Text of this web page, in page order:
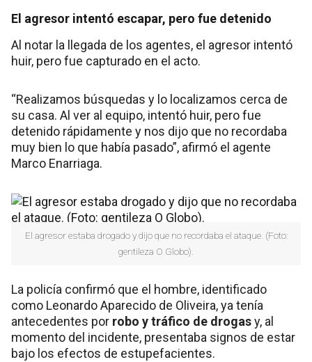
El agresor intentó escapar, pero fue detenido
Al notar la llegada de los agentes, el agresor intentó
huir, pero fue capturado en el acto.
“Realizamos búsquedas y lo localizamos cerca de
su casa. Al ver al equipo, intentó huir, pero fue
detenido rápidamente y nos dijo que no recordaba
muy bien lo que había pasado”, afirmó el agente
Marco Enarriaga.
El agresor estaba drogado y dijo que no recordaba el ataque. (Foto:
gentileza O Globo).
La policía confirmó que el hombre, identificado
como Leonardo Aparecido de Oliveira, ya tenía
antecedentes por robo y tráfico de drogasy, al
momento del incidente, presentaba signos de estar
bajo los efectos de estupefacientes.